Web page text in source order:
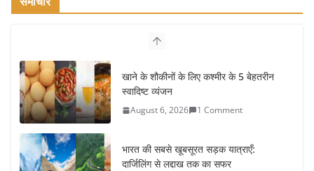
खाने के शौकीनों के लिए कश्मीर के 5 बेहतरीन
स्वादिष्ट व्यंजन
August 6, 2026 1 Comment
भारत की सबसे खूबसूरत सड़क यात्राएँ:
दार्जिलिंग से लद्दाख तक का सफर